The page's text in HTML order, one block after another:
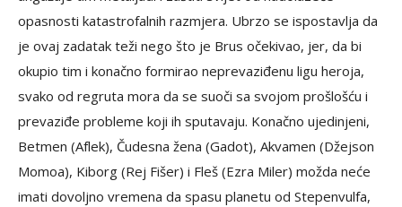
opasnosti katastrofalnih razmjera. Ubrzo se ispostavlja da
je ovaj zadatak teži nego što je Brus očekivao, jer, da bi
okupio tim i konačno formirao neprevaziđenu ligu heroja,
svako od regruta mora da se suoči sa svojom prošlošću i
prevaziđe probleme koji ih sputavaju. Konačno ujedinjeni,
Betmen (Aflek), Čudesna žena (Gadot), Akvamen (Džejson
Momoa), Kiborg (Rej Fišer) i Fleš (Ezra Miler) možda neće
imati dovoljno vremena da spasu planetu od Stepenvulfa,